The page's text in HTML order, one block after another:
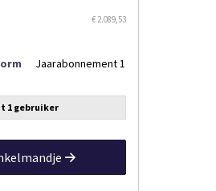
€ 2.089,53
Jaarabonnement 1
1 gebruiker